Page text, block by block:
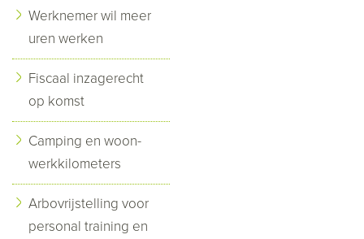
Werknemer wil meer
uren werken
Fiscaal inzagerecht
op komst
Camping en woon-
werkkilometers
Arbovrijstelling voor
personal training en